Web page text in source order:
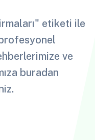
etiketi ile
ve
buradan